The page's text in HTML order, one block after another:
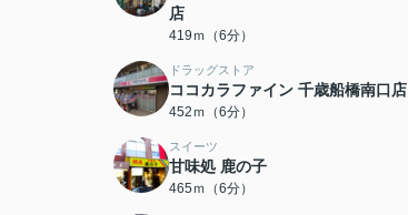
店
419ｍ（6分）
ドラッグストア
ココカラファイン 千歳船橋南口店
452ｍ（6分）
スイーツ
甘味処 鹿の子
465ｍ（6分）